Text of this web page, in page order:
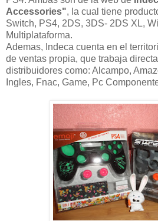
Accessories", la cual tiene
Switch, PS4, 2DS, 3DS- 2DS XL,
Multiplataforma.
Ademas, Indeca cuenta en el
de ventas propia, que trabaja
distribuidores como: Alcampo,
Ingles, Fnac, Game, Pc